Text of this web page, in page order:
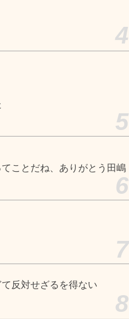
4
5
ことだね、ありがとう田嶋
6
7
反対せざるを得ない
8